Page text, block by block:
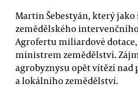
Martin Šebestyán, který jako
zemědělského
Agrofertu miliardové dotace,
ministrem zemědělství.
agrobyznysu opět vítězí nad
a lokálního zemědělství.